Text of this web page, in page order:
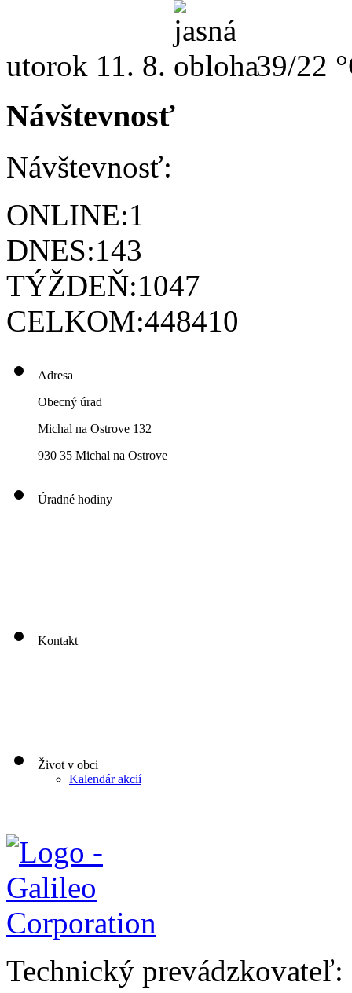
utorok 11. 8. 39/22
Návštevnosť
Návštevnosť:
ONLINE:1
DNES:143
TÝŽDEŇ:1047
CELKOM:448410
Adresa
Obecný úrad
Michal na Ostrove 132
930 35 Michal na Ostrove
Úradné hodiny
Kontakt
Život v obci
Kalendár akcií
Technický prevádzkovateľ: